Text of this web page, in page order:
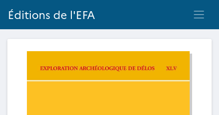
Éditions de l'EFA